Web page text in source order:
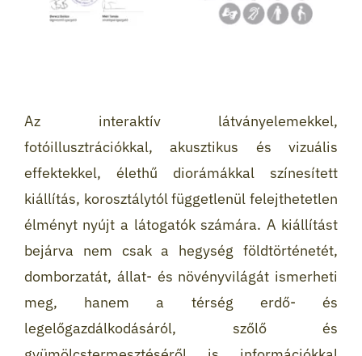
Az interaktív látványelemekkel,
fotóillusztrációkkal, akusztikus és vizuális
effektekkel, élethű diorámákkal színesített
kiállítás, korosztálytól függetlenül felejthetetlen
élményt nyújt a látogatók számára. A kiállítást
bejárva nem csak a hegység földtörténetét,
domborzatát, állat- és növényvilágát ismerheti
meg, hanem a térség erdő- és
legelőgazdálkodásáról, szőlő és